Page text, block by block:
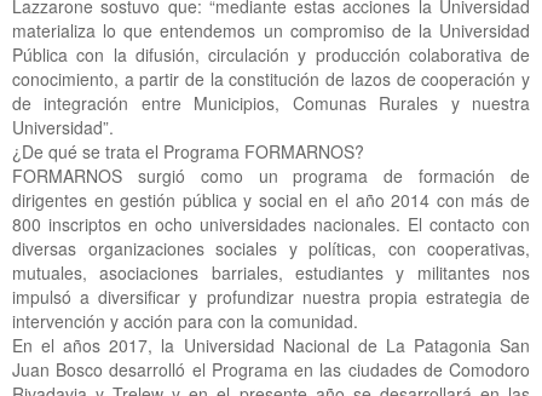
Lazzarone sostuvo que: “mediante estas acciones la Universidad
materializa lo que entendemos un compromiso de la Universidad
Pública con la difusión, circulación y producción colaborativa de
conocimiento, a partir de la constitución de lazos de cooperación y
de integración entre Municipios, Comunas Rurales y nuestra
Universidad”.
¿De qué se trata el Programa FORMARNOS?
FORMARNOS surgió como un programa de formación de
dirigentes en gestión pública y social en el año 2014 con más de
800 inscriptos en ocho universidades nacionales. El contacto con
diversas organizaciones sociales y políticas, con cooperativas,
mutuales, asociaciones barriales, estudiantes y militantes nos
impulsó a diversificar y profundizar nuestra propia estrategia de
intervención y acción para con la comunidad.
En el años 2017, la Universidad Nacional de La Patagonia San
Juan Bosco desarrolló el Programa en las ciudades de Comodoro